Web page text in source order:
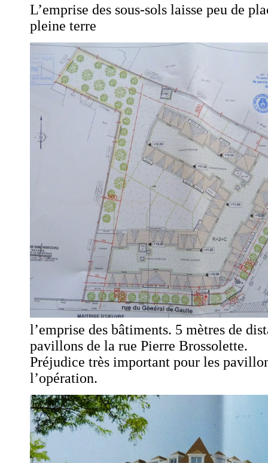
L’emprise des sous-sols laisse peu de
pleine terre
l’emprise des bâtiments. 5 mètres de
pavillons de la rue Pierre Brossolette.
Préjudice très important pour les
l’opération.